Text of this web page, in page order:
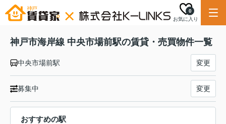
お気に入り
0
神戸市海岸線 中央市場前駅の賃貸・売買物件一覧
中央市場前駅 変更
募集中 変更
おすすめの駅